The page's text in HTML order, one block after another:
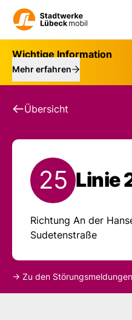
Wichtige Information
Mehr erfahren
Übersicht
25 Linie
Richtung An der
Sudetenstraße
-> Zu den Störungsmeldungen